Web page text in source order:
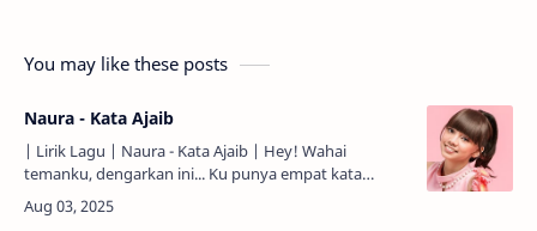
You may like these posts
Naura - Kata Ajaib
| Lirik Lagu | Naura - Kata Ajaib | Hey! Wahai
temanku, dengarkan ini... Ku punya empat kata
ajaib... Yang selalu bisa engkau gunakan... Setiap
waktu, setiap saat..…